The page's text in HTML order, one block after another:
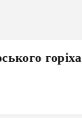
горіха